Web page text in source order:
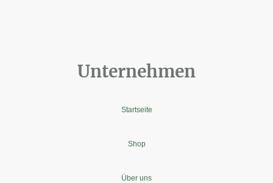
Unternehmen
Startseite
Shop
Über uns